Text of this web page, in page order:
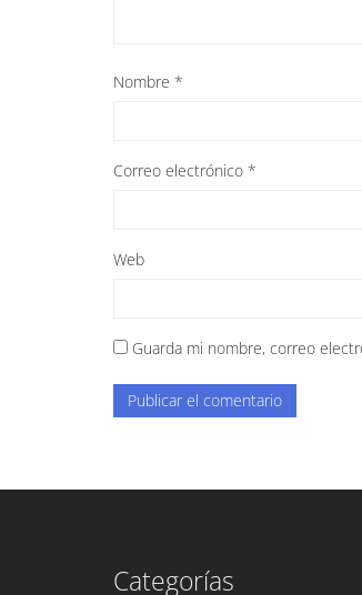
Nombre *
Correo electrónico *
Web
Guarda mi nombre, correo
Categorías